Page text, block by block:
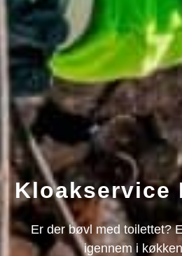
Kloakservice
Er der bøvl med toilettet?
igennem i